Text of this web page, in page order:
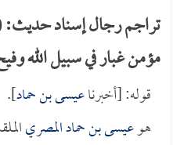
تراجم رجال إسناد
مؤمن غبار في سبيل الله
قوله: [أخبرناعيسى بن حماد].
هوعيسى بن حماد المصري